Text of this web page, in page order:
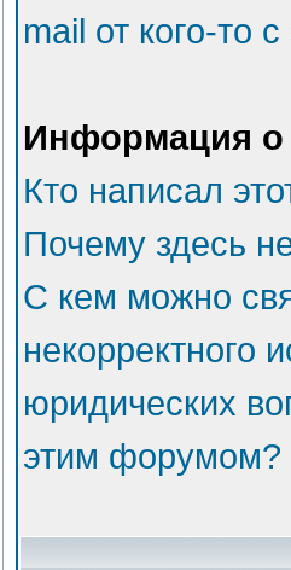
mail от кого-то
Информация о
Кто написал
Почему здесь
С кем можно
некорректного
юридических
этим форумом?